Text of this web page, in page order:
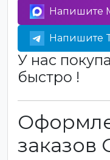
Напишите
Напишите
У нас
быстро !
заказов